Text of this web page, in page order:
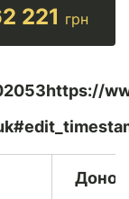
221 грн
Донор